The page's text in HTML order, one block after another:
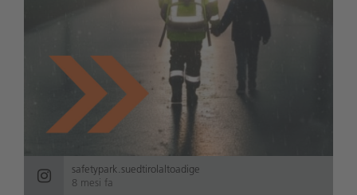
safetypark.suedtirolaltoadige
8 mesi fa